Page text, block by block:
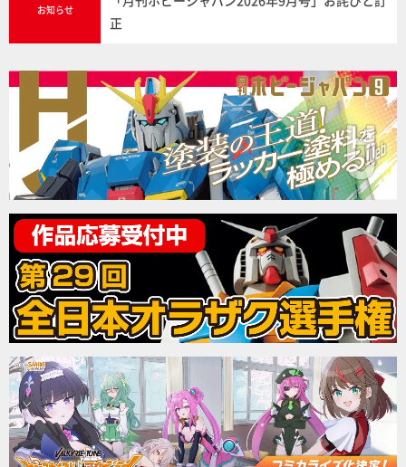
お知らせ
正